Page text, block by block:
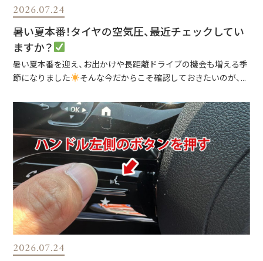
2026.07.24
暑い夏本番！タイヤの空気圧、最近チェックしてい
ますか？
暑い夏本番を迎え、お出かけや長距離ドライブの機会も増える季
節になりました
そんな今だからこそ確認しておきたいのが、...
2026.07.24